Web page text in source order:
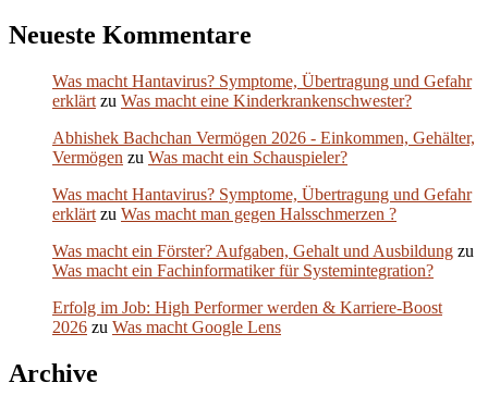
Neueste Kommentare
Was macht Hantavirus? Symptome, Übertragung und Gefahr
erklärt zu Was macht eine Kinderkrankenschwester?
Abhishek Bachchan Vermögen 2026 - Einkommen, Gehälter,
Vermögen zu Was macht ein Schauspieler?
Was macht Hantavirus? Symptome, Übertragung und Gefahr
erklärt zu Was macht man gegen Halsschmerzen ?
Was macht ein Förster? Aufgaben, Gehalt und Ausbildung zu
Was macht ein Fachinformatiker für Systemintegration?
Erfolg im Job: High Performer werden & Karriere-Boost
2026 zu Was macht Google Lens
Archive